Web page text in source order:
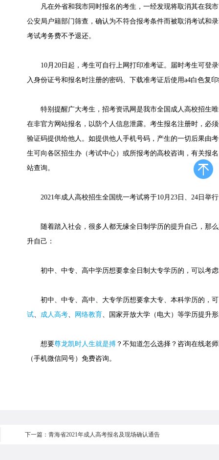
凡在外省和我市同时报名的考生，一经发现将取消其在我市
公安局户籍部门筛查，确认为不符合报考条件而被取消考试和
考试考务费不予退还。
10月20日起，考生可自行上网打印准考证。届时考生可登
入身份证号和报名时注册的密码、下载准考证后使用a4白色复
特别提醒广大考生，招考资讯网是我市全国成人高校招生唯
在非官方网站报名，以防个人信息泄露。考生报名注册时，必
验证码提供给他人。如提供他人手机号码，产生的一切后果由
生可向各区招生办（考试中心）或所报考的高校咨询，有关报
站查询。
2021年成人高校招生全国统一考试将于10月23日、24日举
随着踏入社会，很多人都无缘全日制学历的提升自己，那么
升自己：
初中、中专、高中学历想要拿全日制大专学历的，可以考虑
初中、中专、高中、大专学历想要拿大专、本科学历的，可
试、 成人高考、 网络教育、国家开放大学（电大）等学历提升
想要尊龙凯时人生就是搏 ？不知道怎么选择？咨询在线老
（手机微信同号）免费咨询。
下一篇：青海省2021年成人高考报名及现场确认通告